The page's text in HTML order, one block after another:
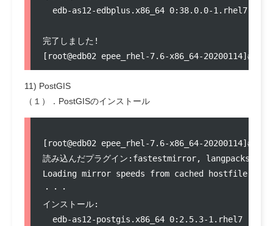
edb-as12-
完了しました!
11) PostGIS
（１）．PostGISのインストール
[root@edb02 epee_rhel-7.6-x86_64-20200114]#
読み込んだプラグイン:fastestmirror, langpacks
Loading mirror speeds from cached hostfile
・・・
インストール:
edb-